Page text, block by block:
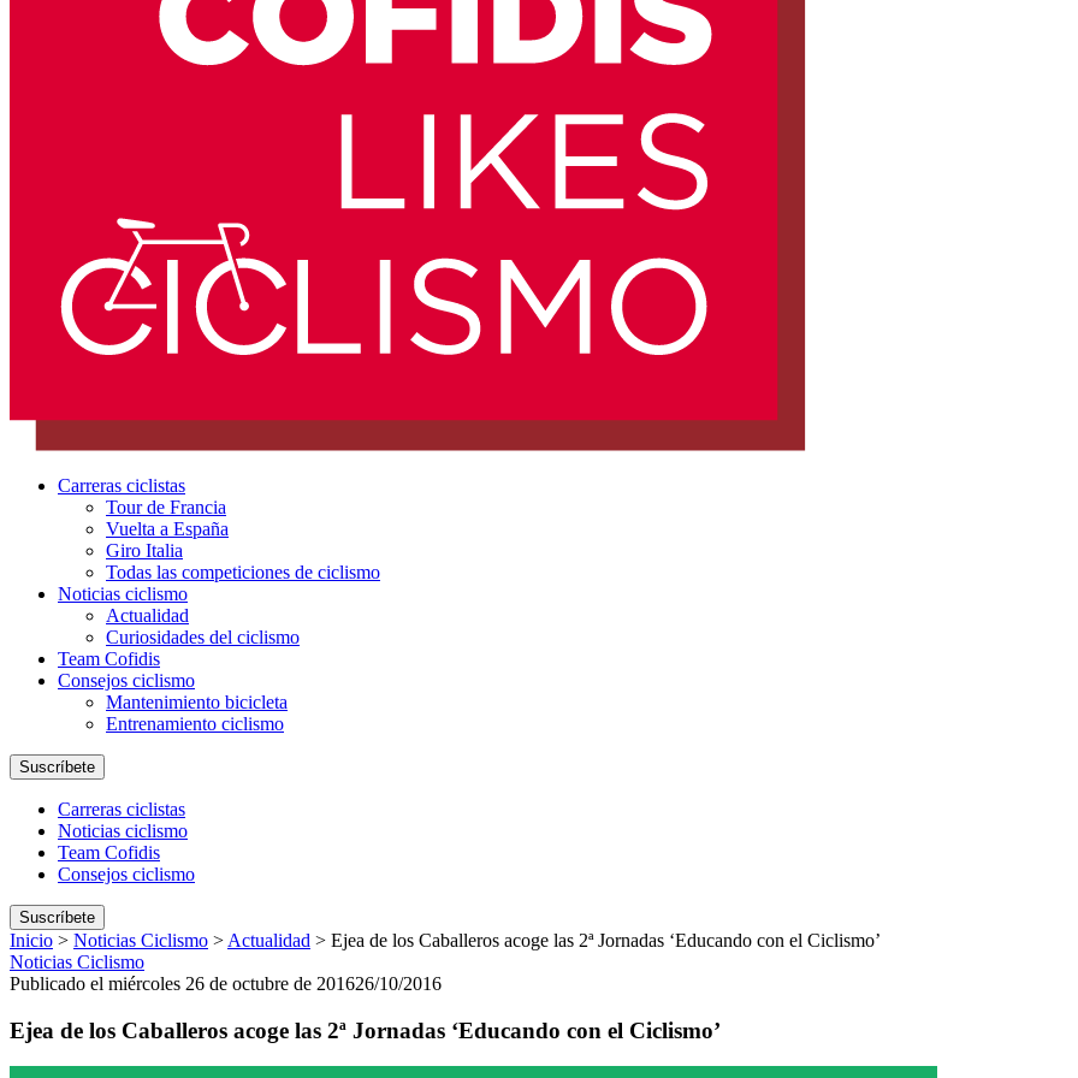
Carreras ciclistas
Tour de Francia
Vuelta a España
Giro Italia
Todas las competiciones de ciclismo
Noticias ciclismo
Actualidad
Curiosidades del ciclismo
Team Cofidis
Consejos ciclismo
Mantenimiento bicicleta
Entrenamiento ciclismo
Suscríbete
Carreras ciclistas
Noticias ciclismo
Team Cofidis
Consejos ciclismo
Suscríbete
Inicio > Noticias Ciclismo > Actualidad > Ejea de los Caballeros acoge las 2ª Jornadas ‘Educando con el Ciclismo’
Noticias Ciclismo
Publicado el miércoles 26 de octubre de 201626/10/2016
Ejea de los Caballeros acoge las 2ª Jornadas ‘Educando con el Ciclismo’